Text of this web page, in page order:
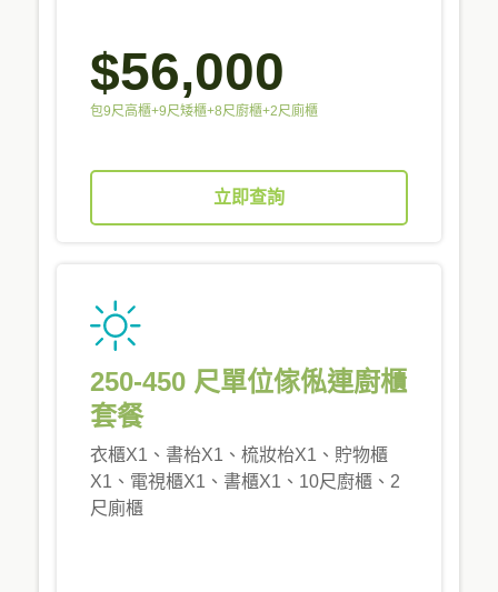
$56,000
包9尺高櫃+9尺矮櫃+8尺廚櫃+2尺廁櫃
立即查詢
250-450 尺單位傢俬連廚櫃
套餐
衣櫃X1、書枱X1、梳妝枱X1、貯物櫃
X1、電視櫃X1、書櫃X1、10尺廚櫃、2
尺廁櫃